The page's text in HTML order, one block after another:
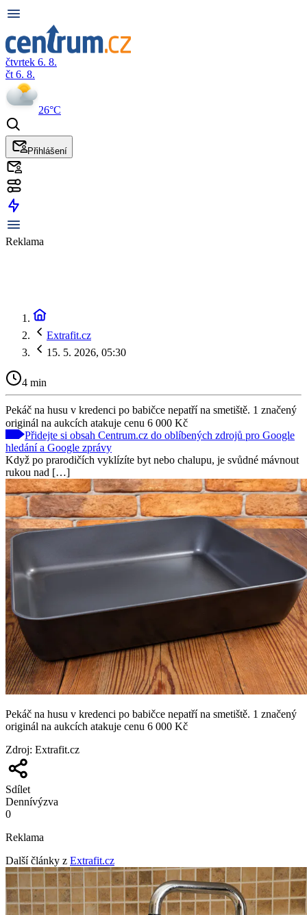
čtvrtek 6. 8.
čt 6. 8.
26°C
Přihlášení
Reklama
Extrafit.cz
15. 5. 2026, 05:30
4 min
Pekáč na husu v kredenci po babičce nepatří na smetiště. 1 značený
originál na aukcích atakuje cenu 6 000 Kč
Přidejte si obsah Centrum.cz do oblíbených zdrojů pro Google
hledání a Google zprávy
Když po prarodičích vyklízíte byt nebo chalupu, je svůdné mávnout
rukou nad […]
Pekáč na husu v kredenci po babičce nepatří na smetiště. 1 značený
originál na aukcích atakuje cenu 6 000 Kč
Zdroj: Extrafit.cz
Sdílet
Dennívýzva
0
Reklama
Další články z Extrafit.cz